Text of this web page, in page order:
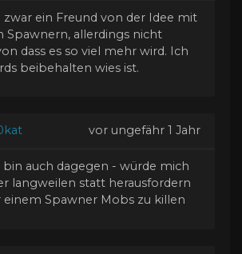
zwar ein Freund von der Idee mit
Spawnern, allerdings nicht
dass es so viel mehr wird. Ich
beibehalten wies ist.
vor ungefähr 1 Jahr
bin auch dagegen - würde mich
langweilen statt herausfordern
einem Spawner Mobs zu killen